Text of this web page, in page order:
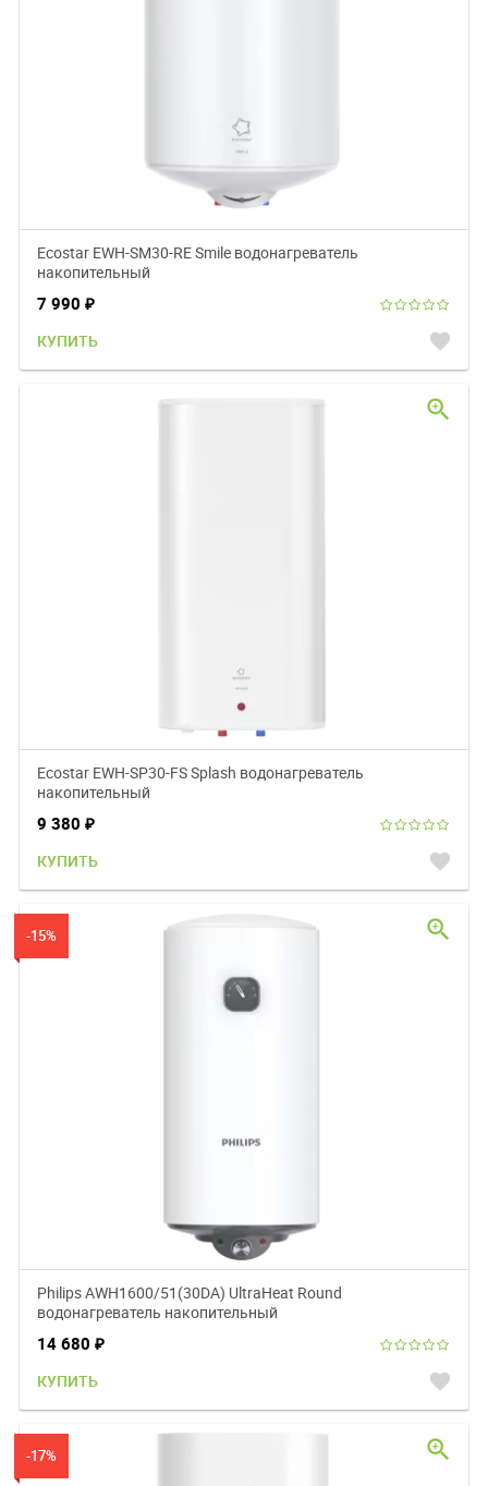
Ecostar EWH-SM30-RE Smile водонагреватель
накопительный
7 990 ₽
КУПИТЬ favorite
Ecostar EWH-SP30-FS Splash водонагреватель
накопительный
9 380 ₽
КУПИТЬ favorite
zoom_in
-15%
Philips AWH1600/51(30DA) UltraHeat Round
водонагреватель накопительный
14 680 ₽
КУПИТЬ favorite
zoom_in
-17% zoom_in